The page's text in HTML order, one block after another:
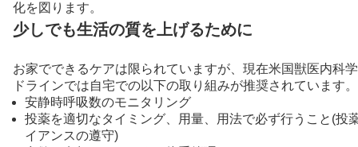
化を図ります。
少しでも生活の質を上げるために
お家でできるケアは限られていますが、現在米国獣医内科
ドラインでは自宅での以下の取り組みが推奨されています。
安静時呼吸数のモニタリング
投薬を適切なタイミング、用量、用法で必ず行うこと(投
イアンスの遵守)